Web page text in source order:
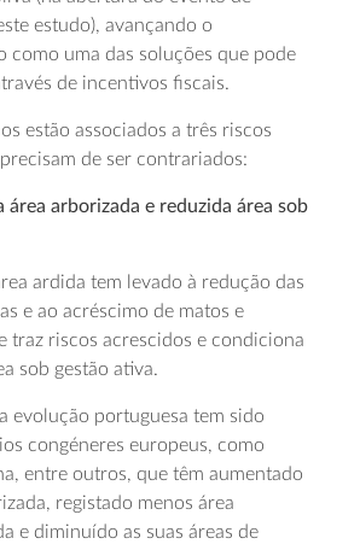
estudo), avançando o
como uma das soluções que pode
de incentivos fiscais.
estão associados a três riscos
de ser contrariados:
área arborizada e reduzida área sob
ardida tem levado à redução das
e ao acréscimo de matos e
traz riscos acrescidos e condiciona
sob gestão ativa.
evolução portuguesa tem sido
congéneres europeus, como
entre outros, que têm aumentado
registado menos área
e diminuído as suas áreas de